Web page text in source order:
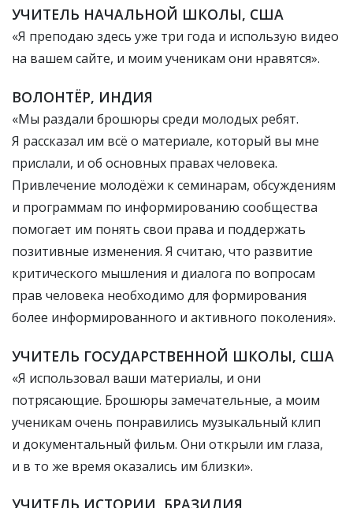
УЧИТЕЛЬ НАЧАЛЬНОЙ ШКОЛЫ, США
«Я преподаю здесь уже три года и использую видео
на вашем сайте, и моим ученикам они нравятся».
ВОЛОНТЁР, ИНДИЯ
«Мы раздали брошюры среди молодых ребят.
Я рассказал им всё о материале, который вы мне
прислали, и об основных правах человека.
Привлечение молодёжи к семинарам, обсуждениям
и программам по информированию сообщества
помогает им понять свои права и поддержать
позитивные изменения. Я считаю, что развитие
критического мышления и диалога по вопросам
прав человека необходимо для формирования
более информированного и активного поколения».
УЧИТЕЛЬ ГОСУДАРСТВЕННОЙ ШКОЛЫ, США
«Я использовал ваши материалы, и они
потрясающие. Брошюры замечательные, а моим
ученикам очень понравились музыкальный клип
и документальный фильм. Они открыли им глаза,
и в то же время оказались им близки».